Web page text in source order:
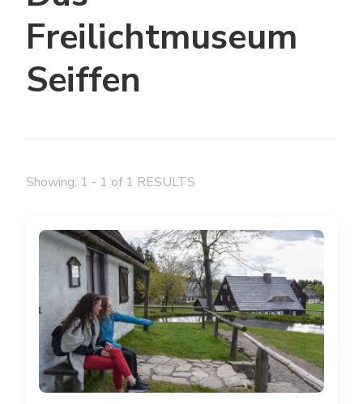
Freilichtmuseum
Seiffen
Showing: 1 - 1 of 1 RESULTS